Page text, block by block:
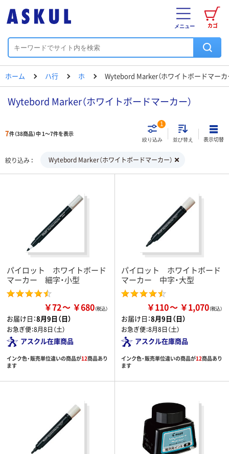
カゴ
メニュー
ホーム ハ行 ホ Wytebord Marker（ホワイトボードマーカ
Wytebord Marker（ホワイトボードマーカー）
7件（38商品）中 1～7件を表示
絞り込み
1
並び替え 表示切替
絞り込み Wytebord Marker（ホワイトボードマーカー）
パイロット ホワイトボード
マーカー 細字・小型
￥72 ￥680
お届け日：8月9日（日）
お急ぎ便：8月8日（土）
アスクル在庫商品
インク色・販売単位違いの商品が12商品あり
ます
パイロット ホワイトボード
マーカー 中字・大型
￥110 ￥1,070
お届け日：8月9日（日）
お急ぎ便：8月8日（土）
アスクル在庫商品
インク色・販売単位違いの商品が12商品あり
ます